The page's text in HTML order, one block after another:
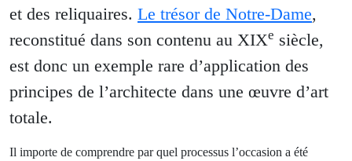
et des reliquaires. Le trésor de Notre-Dame,
reconstitué dans son contenu au XIXe siècle,
est donc un exemple rare d’application des
principes de l’architecte dans une œuvre d’art
totale.
Il importe de comprendre par quel processus l’occasion a été